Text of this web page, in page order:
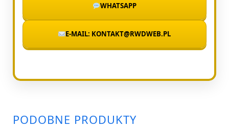
WHATSAPP
E-MAIL: KONTAKT@RWDWEB.PL
PODOBNE PRODUKTY